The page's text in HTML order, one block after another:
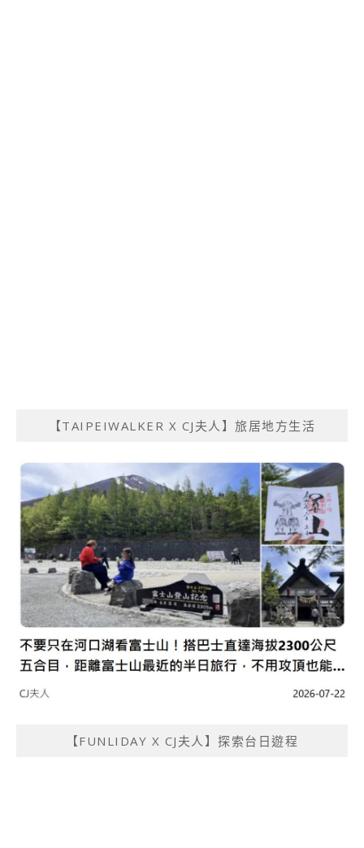
【TAIPEIWALKER X CJ夫人】旅居地方生活
【FUNLIDAY X CJ夫人】探索台日遊程